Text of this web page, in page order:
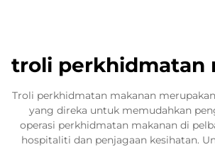
troli perkhidmatan
Troli perkhidmatan makanan
yang direka untuk memudahkan
operasi perkhidmatan makanan di
hospitaliti dan penjagaan kesihatan.